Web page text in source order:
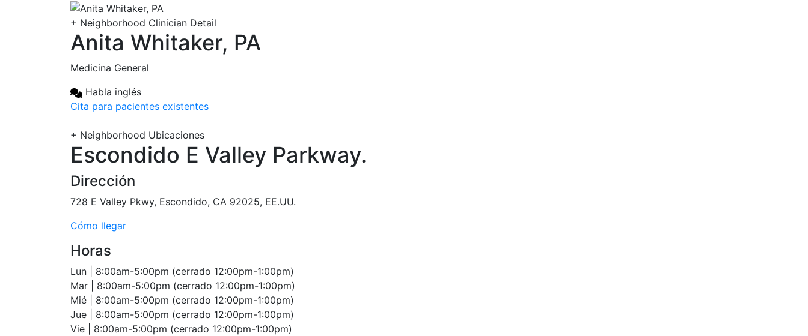
+ Neighborhood Clinician Detail
Anita Whitaker, PA
Medicina General
Habla inglés
Cita para pacientes existentes
+ Neighborhood Ubicaciones
Escondido E Valley Parkway.
Dirección
728 E Valley Pkwy, Escondido, CA 92025, EE.UU.
Cómo llegar
Horas
Lun | 8:00am-5:00pm (cerrado 12:00pm-1:00pm)
Mar | 8:00am-5:00pm (cerrado 12:00pm-1:00pm)
Mié | 8:00am-5:00pm (cerrado 12:00pm-1:00pm)
Jue | 8:00am-5:00pm (cerrado 12:00pm-1:00pm)
Vie | 8:00am-5:00pm (cerrado 12:00pm-1:00pm)